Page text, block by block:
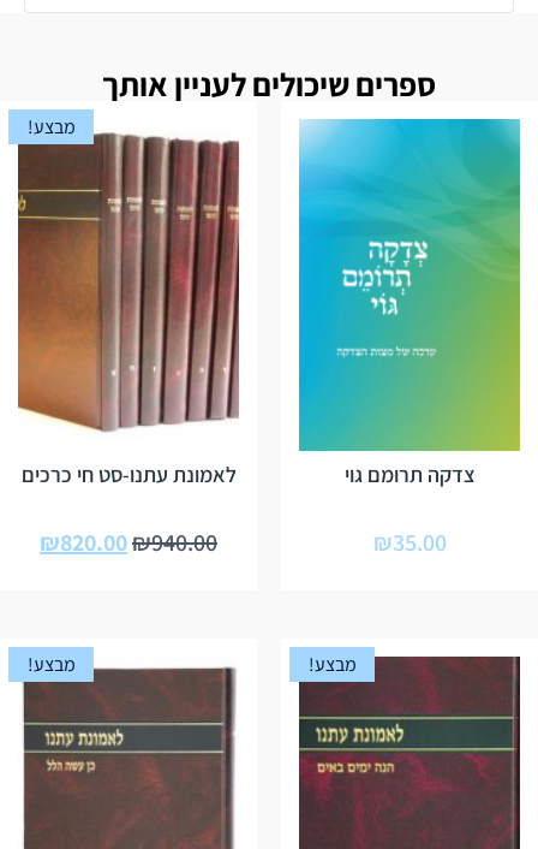
ספרים שיכולים לעניין אותך
צדקה תרומם גוי
₪35.00
מבצע!
לאמונת עתנו-סט חי כרכים
₪940.00
₪820.00
מבצע! מבצע!